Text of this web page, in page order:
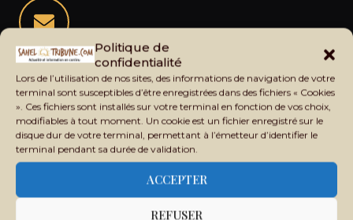
Politique de
confidentialité
Lors de l’utilisation de nos sites, des informations de navigation de votre
terminal sont susceptibles d’être enregistrées dans des fichiers « Cookies
». Ces fichiers sont installés sur votre terminal en fonction de vos choix,
modifiables à tout moment. Un cookie est un fichier enregistré sur le
disque dur de votre terminal, permettant à l’émetteur d’identifier le
terminal pendant sa durée de validation.
ACCEPTER
REFUSER
Restez informé de l'actualité du Sahel
Recevez chaque jour les principales informations du Mali,
du Sahel, de l'Afrique et du monde dans votre boîte mail.